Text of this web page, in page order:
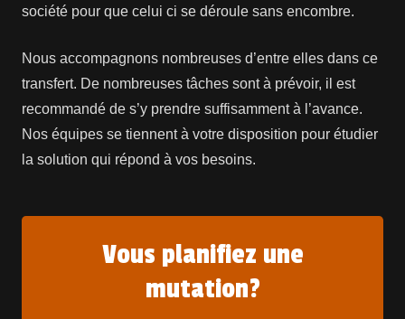
société pour que celui ci se déroule sans encombre.
Nous accompagnons nombreuses d’entre elles dans ce
transfert. De nombreuses tâches sont à prévoir, il est
recommandé de s’y prendre suffisamment à l’avance.
Nos équipes se tiennent à votre disposition pour étudier
la solution qui répond à vos besoins.
Vous planifiez une
mutation?